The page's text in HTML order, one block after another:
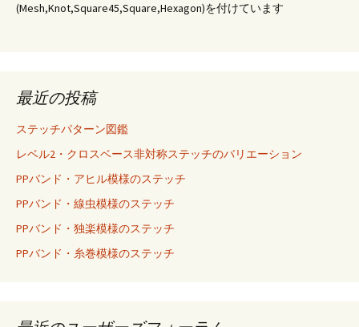
(Mesh,Knot,Square45,Square,Hexagon)を付けています
最近の投稿
ステッチパターン図鑑
レベル2・クロスベース非対称ステッチのバリエーション
PPバンド・アヒル模様のステッチ
PPバンド・線虫模様のステッチ
PPバンド・独楽模様のステッチ
PPバンド・糸巻模様のステッチ